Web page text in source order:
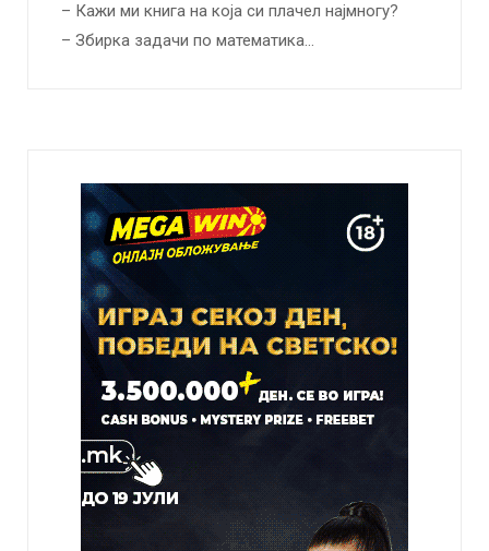
– Кажи ми книга на која си плачел најмногу?
– Збирка задачи по математика…